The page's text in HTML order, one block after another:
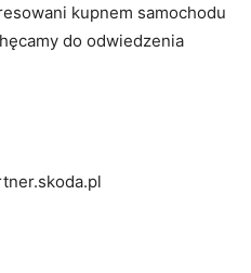
kupnem samochodu
do odwiedzenia